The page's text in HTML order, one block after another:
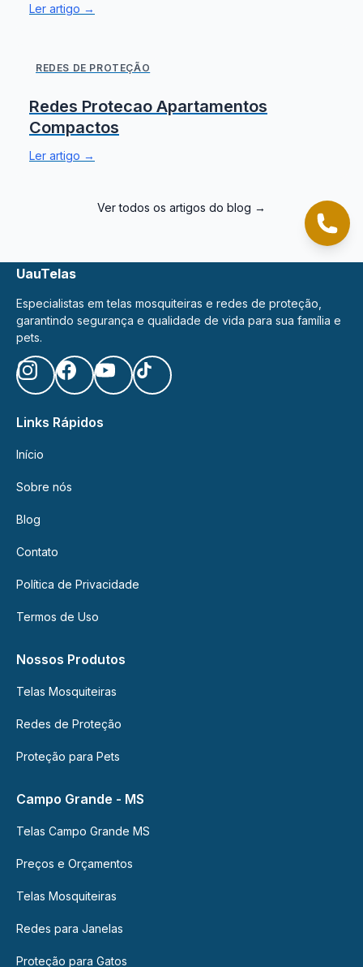
Ler artigo →
REDES DE PROTEÇÃO
Redes Protecao Apartamentos
Compactos
Ler artigo →
Ver todos os artigos do blog →
UauTelas
Especialistas em telas mosquiteiras e redes de proteção,
garantindo segurança e qualidade de vida para sua família e
pets.
Links Rápidos
Início
Sobre nós
Blog
Contato
Política de Privacidade
Termos de Uso
Nossos Produtos
Telas Mosquiteiras
Redes de Proteção
Proteção para Pets
Campo Grande - MS
Telas Campo Grande MS
Preços e Orçamentos
Telas Mosquiteiras
Redes para Janelas
Proteção para Gatos